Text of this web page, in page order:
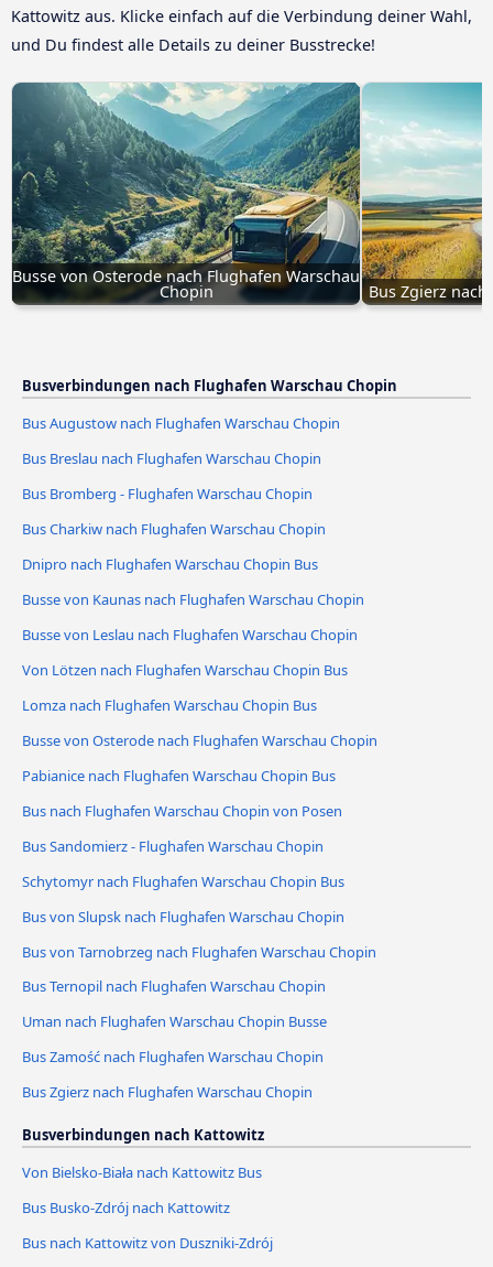
Kattowitz aus. Klicke einfach auf die Verbindung deiner Wahl,
und Du findest alle Details zu deiner Busstrecke!
Busse von Osterode nach Flughafen Warschau
Chopin Bus Zgierz
Busverbindungen nach Flughafen Warschau Chopin
Bus Augustow nach Flughafen Warschau Chopin
Bus Breslau nach Flughafen Warschau Chopin
Bus Bromberg - Flughafen Warschau Chopin
Bus Charkiw nach Flughafen Warschau Chopin
Dnipro nach Flughafen Warschau Chopin Bus
Busse von Kaunas nach Flughafen Warschau Chopin
Busse von Leslau nach Flughafen Warschau Chopin
Von Lötzen nach Flughafen Warschau Chopin Bus
Lomza nach Flughafen Warschau Chopin Bus
Busse von Osterode nach Flughafen Warschau Chopin
Pabianice nach Flughafen Warschau Chopin Bus
Bus nach Flughafen Warschau Chopin von Posen
Bus Sandomierz - Flughafen Warschau Chopin
Schytomyr nach Flughafen Warschau Chopin Bus
Bus von Slupsk nach Flughafen Warschau Chopin
Bus von Tarnobrzeg nach Flughafen Warschau Chopin
Bus Ternopil nach Flughafen Warschau Chopin
Uman nach Flughafen Warschau Chopin Busse
Bus Zamość nach Flughafen Warschau Chopin
Bus Zgierz nach Flughafen Warschau Chopin
Busverbindungen nach Kattowitz
Von Bielsko-Biała nach Kattowitz Bus
Bus Busko-Zdrój nach Kattowitz
Bus nach Kattowitz von Duszniki-Zdrój